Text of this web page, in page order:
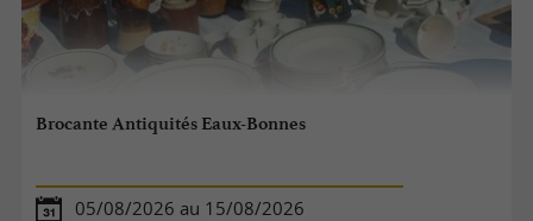
Brocante Antiquités Eaux-Bonnes
05/08/2026 au 15/08/2026